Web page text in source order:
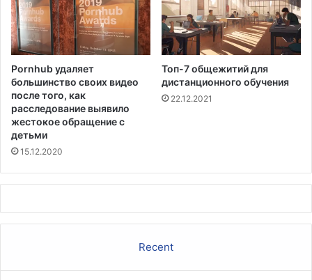
н
а
ц
и
и
в
ш
к
о
л
а
х
и
м
р
а
б
о
ч
и
м
и
к
Pornhub удаляет
большинство своих видео
после того, как
расследование выявило
жестокое обращение с
детьми
15.12.2020
Топ-7 общежитий для
дистанционного обучения
22.12.2021
Recent